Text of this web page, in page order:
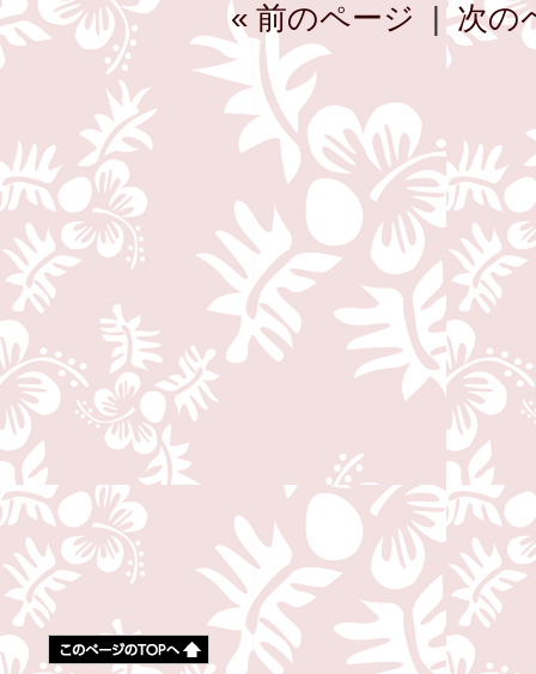
« 前のページ |次の